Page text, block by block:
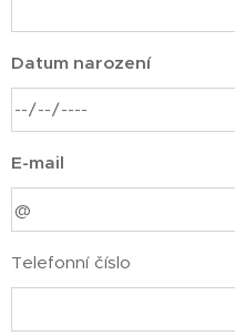
Datum narození
E-mail
Telefonní číslo